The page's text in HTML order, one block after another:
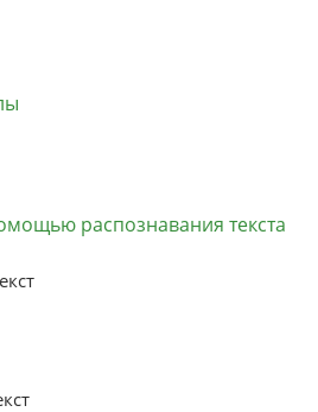
распознавания текста